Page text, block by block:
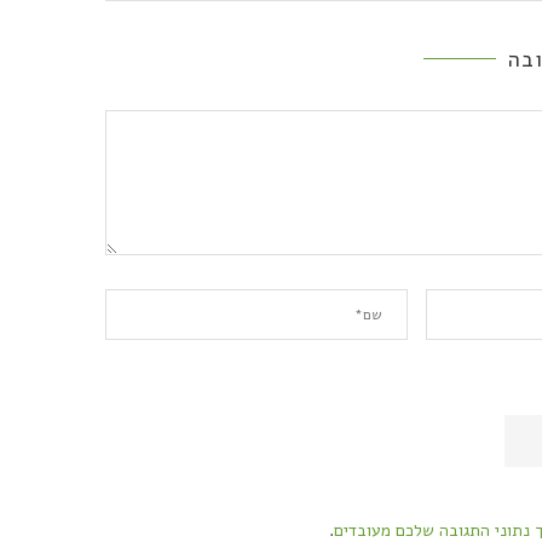
נתוני התגובה שלכם מעובדים.